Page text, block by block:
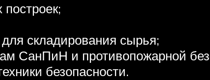
складирования сырья;
СанПиН и противопожарной
безопасности.